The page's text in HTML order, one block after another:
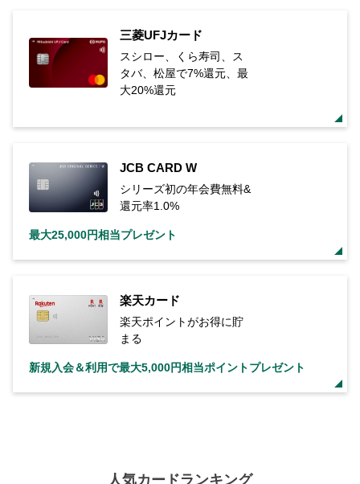
三菱UFJカード
スシロー、くら寿司、ス
タバ、松屋で7%還元、最
大20%還元
JCB CARD W
シリーズ初の年会費無料&
還元率1.0%
最大25,000円相当プレゼント
楽天カード
楽天ポイントがお得に貯
まる
新規入会＆利用で最大5,000円相当ポイントプレゼント
人気カードランキング